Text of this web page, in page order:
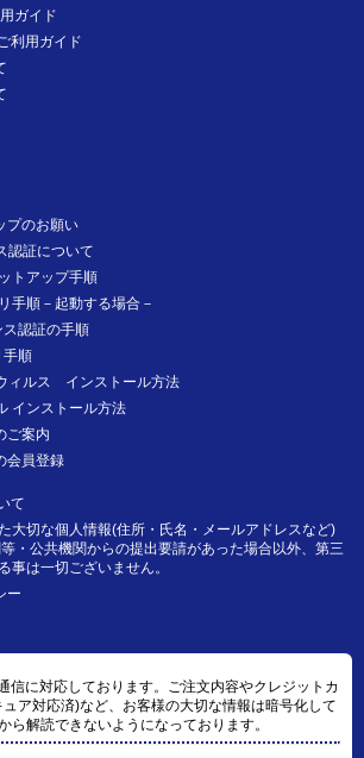
ガイド
利用ガイド
プのお願い
認証について
トアップ手順
手順－起動する場合－
認証の手順
手順
ィルス インストール方法
インストール方法
ご案内
会員登録
て
大切な個人情報(住所・氏名・メールアドレスなど)
・公共機関からの提出要請があった場合以外、第三
事は一切ございません。
ー
信に対応しております。ご注文内容やクレジットカ
ア対応済)など、お客様の大切な情報は暗号化して
ら解読できないようになっております。